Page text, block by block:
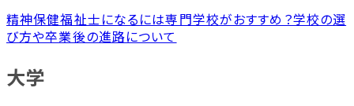
精神保健福祉士になるには専門学校がおすすめ？学校の選
び方や卒業後の進路について
大学